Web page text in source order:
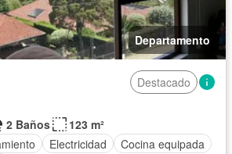
Departamento
Destacado
2 Baños
123 m²
Electricidad
Cocina equipada